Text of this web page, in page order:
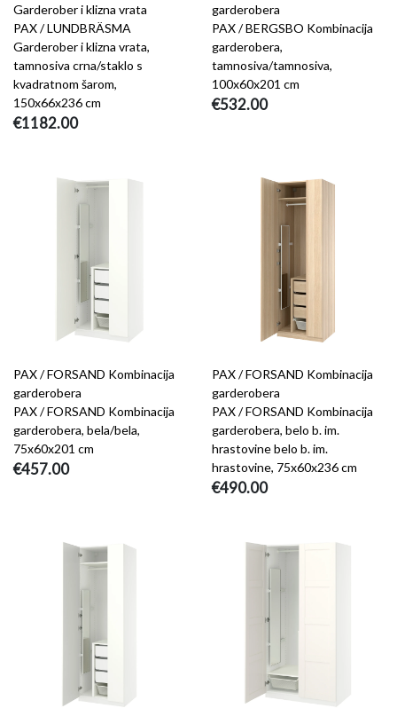
Garderober i klizna vrata
PAX / LUNDBRÄSMA
Garderober i klizna vrata,
tamnosiva crna/staklo s
kvadratnom šarom,
150x66x236 cm
€1182.00
garderobera
PAX / BERGSBO Kombinacija
garderobera,
tamnosiva/tamnosiva,
100x60x201 cm
€532.00
PAX / FORSAND Kombinacija
garderobera
PAX / FORSAND Kombinacija
garderobera, bela/bela,
75x60x201 cm
€457.00
PAX / FORSAND Kombinacija
garderobera
PAX / FORSAND Kombinacija
garderobera, belo b. im.
hrastovine belo b. im.
hrastovine, 75x60x236 cm
€490.00